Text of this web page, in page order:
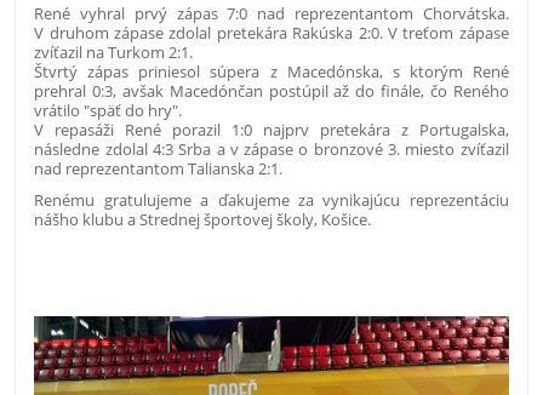
René vyhral prvý zápas 7:0 nad reprezentantom Chorvátska.
V druhom zápase zdolal pretekára Rakúska 2:0. V treťom zápase
zvíťazil na Turkom 2:1.
Štvrtý zápas priniesol súpera z Macedónska, s ktorým René
prehral 0:3, avšak Macedónčan postúpil až do finále, čo Reného
vrátilo "späť do hry".
V repasáži René porazil 1:0 najprv pretekára z Portugalska,
následne zdolal 4:3 Srba a v zápase o bronzové 3. miesto zvíťazil
nad reprezentantom Talianska 2:1.
Renému gratulujeme a ďakujeme za vynikajúcu reprezentáciu
nášho klubu a Strednej športovej školy, Košice.